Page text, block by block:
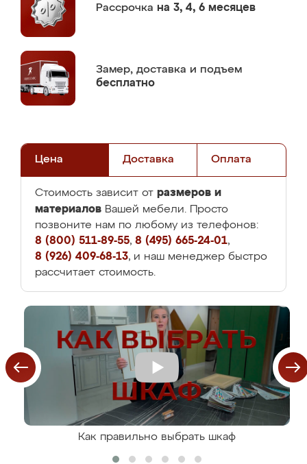
Рассрочка на 3, 4, 6 месяцев
Замер, доставка и подъем
бесплатно
Цена Доставка Оплата
Стоимость зависит от размеров и
материалов Вашей мебели. Просто
позвоните нам по любому из телефонов:
8 (800) 511-89-55, 8 (495) 665-24-01,
8 (926) 409-68-13, и наш менеджер быстро
рассчитает стоимость.
Как правильно выбрать шкаф